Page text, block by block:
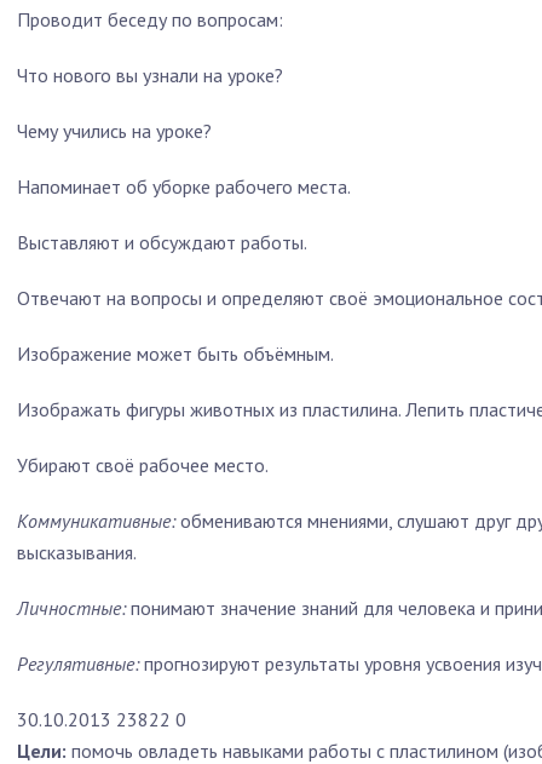
Проводит беседу по вопросам:
Что нового вы узнали на уроке?
Чему учились на уроке?
Напоминает об уборке рабочего места.
Выставляют и обсуждают работы.
Отвечают на вопросы и определяют своё эмоциональное
Изображение может быть объёмным.
Изображать фигуры животных из пластилина. Лепить
Убирают своё рабочее место.
Коммуникативные:обмениваются мнениями, слушают друг
высказывания.
Личностные:понимают значение знаний для человека и
Регулятивные:прогнозируют результаты уровня усвоения
30.10.2013 23822 0
Цели: помочь овладеть навыками работы с пластилином